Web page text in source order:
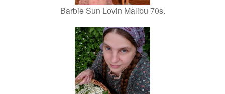
Barbie Sun Lovin Malibu 70s.